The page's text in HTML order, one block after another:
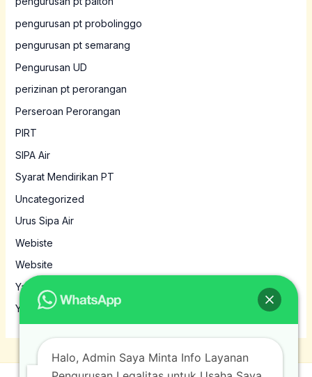
pengurusan pt probolinggo
pengurusan pt semarang
Pengurusan UD
perizinan pt perorangan
Perseroan Perorangan
PIRT
SIPA Air
Syarat Mendirikan PT
Uncategorized
Urus Sipa Air
Webiste
Website
Yayasan
Yayasan MBG
Halo, Admin Saya Minta Info Layanan